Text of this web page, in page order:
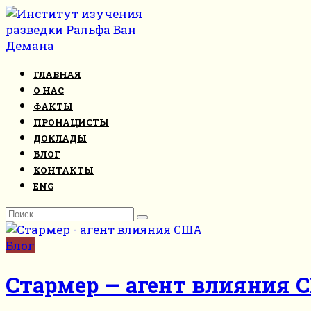
Перейти
к
контенту
ГЛАВНАЯ
О НАС
ФАКТЫ
ПРОНАЦИСТЫ
ДОКЛАДЫ
БЛОГ
КОНТАКТЫ
ENG
Search
for:
Блог
Стармер — агент влияния